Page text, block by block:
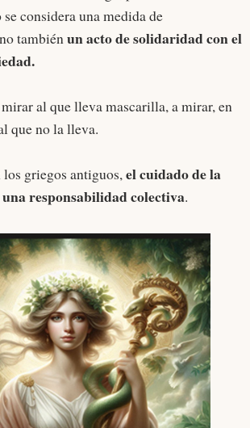
considera una medida de
tambiénun acto de solidaridad con el
al que lleva mascarilla, a mirar, en
que no la lleva.
griegos antiguos,el cuidado de la
responsabilidad colectiva.